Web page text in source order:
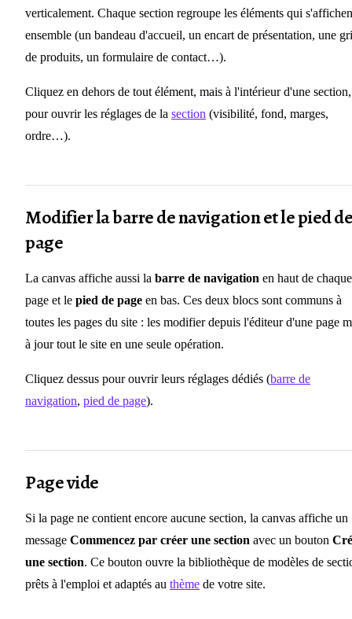
verticalement. Chaque section regroupe les éléments qui
ensemble (un bandeau d'accueil, un encart de présentation, une
de produits, un formulaire de contact…).
Cliquez en dehors de tout élément, mais à l'intérieur d'une section,
pour ouvrir les réglages de la section (visibilité, fond, marges,
ordre…).
Modifier la barre de navigation et le pied
page
La canvas affiche aussi la barre de navigation en haut de chaque
page et le pied de page en bas. Ces deux blocs sont communs à
toutes les pages du site : les modifier depuis l'éditeur d'une page
à jour tout le site en une seule opération.
Cliquez dessus pour ouvrir leurs réglages dédiés (barre de
navigation, pied de page).
Page vide
Si la page ne contient encore aucune section, la canvas affiche un
message Commencez par créer une section avec un bouton
une section. Ce bouton ouvre la bibliothèque de modèles de
prêts à l'emploi et adaptés au thème de votre site.